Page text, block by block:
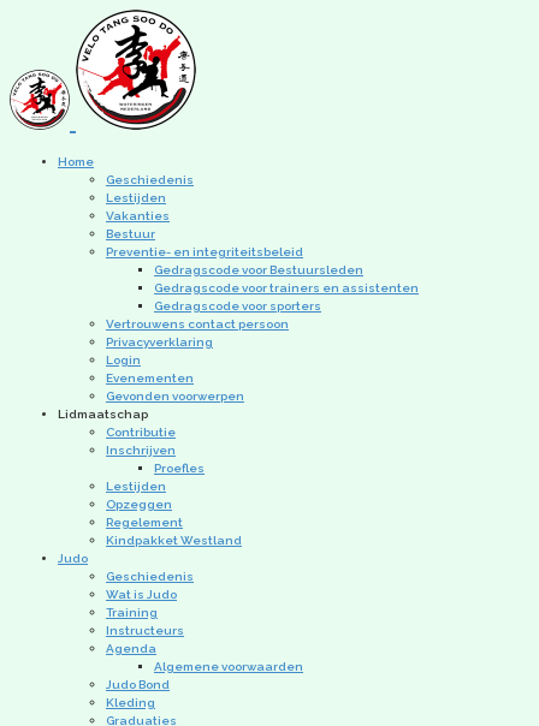
Home
Geschiedenis
Lestijden
Vakanties
Bestuur
Preventie- en integriteitsbeleid
Gedragscode voor Bestuursleden
Gedragscode voor trainers en assistenten
Gedragscode voor sporters
Vertrouwens contact persoon
Privacyverklaring
Login
Evenementen
Gevonden voorwerpen
Lidmaatschap
Contributie
Inschrijven
Proefles
Lestijden
Opzeggen
Regelement
Kindpakket Westland
Judo
Geschiedenis
Wat is Judo
Training
Instructeurs
Agenda
Algemene voorwaarden
Judo Bond
Kleding
Graduaties